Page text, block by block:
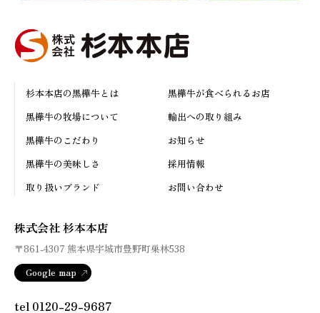
杉本本店の黒樺牛とは
黒樺牛が食べられるお店
黒樺牛の牧場について
輸出への取り組み
黒樺牛のこだわり
お知らせ
黒樺牛の美味しさ
採用情報
取り扱いブランド
お問い合わせ
株式会社 杉本本店
〒861-4307 熊本県宇城市豊野町巣林538
Google map
tel 0120-29-9687